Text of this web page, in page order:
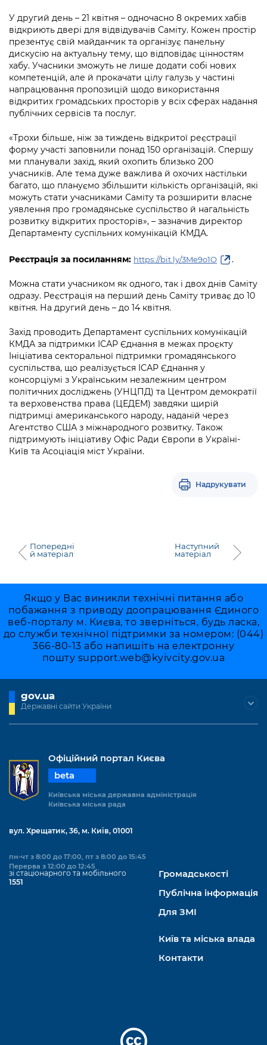
У другий день – 21 квітня – одночасно 8 окремих хабів
відкриють двері для відвідувачів Саміту. Кожен простір
презентує свій майданчик та організує панельну
дискусію на актуальну тему, що відповідає цінностям
хабу. Учасники зможуть не лише додати собі нових
компетенцій, але й прокачати цілу галузь у частині
напрацювання пропозицій щодо використання
відкритих громадських просторів у всіх сферах надання
публічних сервісів та послуг.
«Трохи більше, ніж за тиждень відкритої реєстрації
форму участі заповнили понад 150 організацій. Спершу
ми планували захід, який охопить близько 200
учасників. Але тема дуже важлива й охочих настільки
багато, що плануємо збільшити кількість організацій, які
можуть стати учасниками Саміту та розширити власне
уявлення про громадянське суспільство й нагальність
розвитку відкритих просторів», – зазначив директор
Департаменту суспільних комунікацій КМДА.
Реєстрація за посиланням: https://bit.ly/3Me9o1O .
Можна стати учасником як одного, так і двох днів Саміту
одразу. Реєстрація на перший день Саміту триває до 10
квітня. На другий день – до 14 квітня.
Захід проводить Департамент суспільних комунікацій
КМДА за підтримки ІСАР Єднання в межах проєкту
Ініціатива секторальної підтримки громадянського
суспільства, що реалізується ІСАР Єднання у
консорціумі з Українським незалежним центром
політичних досліджень (УНЦПД) та Центром демократії
та верховенства права (ЦЕДЕМ) завдяки щирій
підтримці американського народу, наданій через
Агентство США з міжнародного розвитку. Також
підтримують ініціативу Офіс Ради Європи в Україні-
Київ та Асоціація міст України.
Надрукувати
Попередні
й матеріал
Наступний
матеріал
Якщо у Вас виникли технічні питання або
побажання з приводу доопрацювання Єдиного
веб-порталу м. Києва, то зверніться, будь ласка,
до служби технічної підтримки за номером: (044)
366-80-13 або напишіть на електронну
пошту support.web@kyivcity.gov.ua
gov.ua
Державні сайти України
Офіційний портал Києва
beta
Київська міська державна адміністрація
Київська міська рада
вул. Хрещатик, 36, м. Київ, 01001
пн-чт з 8:00 до 17:00, пт з 8:00 до 15:45
Перерва з 12:00 до 12:45
зі стаціонарного та мобільного
1551
Громадськості
Публічна інформація
Для ЗМІ
Київ та міська влада
Контакти